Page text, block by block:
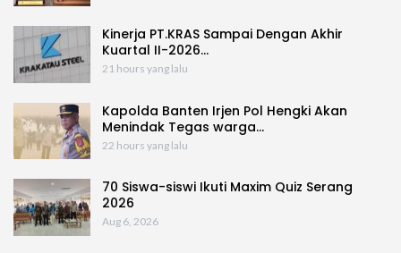
Kinerja PT.KRAS Sampai Dengan Akhir
Kuartal II-2026…
21 hours yang lalu
Kapolda Banten Irjen Pol Hengki Akan
Menindak Tegas warga…
22 hours yang lalu
70 Siswa-siswi Ikuti Maxim Quiz Serang
2026
Aug 6, 2026